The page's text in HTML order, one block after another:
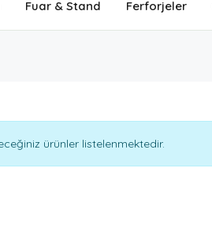
Fuar & Stand Ferforjeler
ürünler listelenmektedir.